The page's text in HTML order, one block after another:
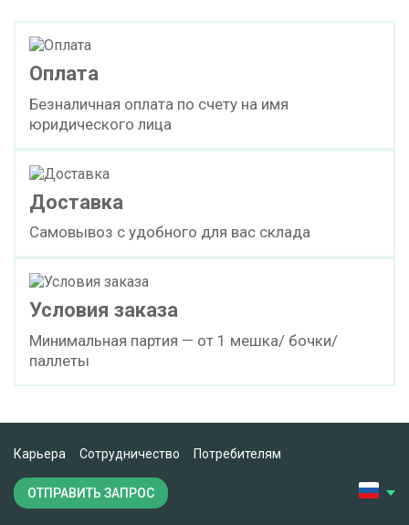
Оплата
Безналичная оплата по счету на имя
юридического лица
Доставка
Самовывоз с удобного для вас склада
Условия заказа
Минимальная партия — от 1 мешка/ бочки/
паллеты
Карьера Сотрудничество Потребителям
ОТПРАВИТЬ ЗАПРОС